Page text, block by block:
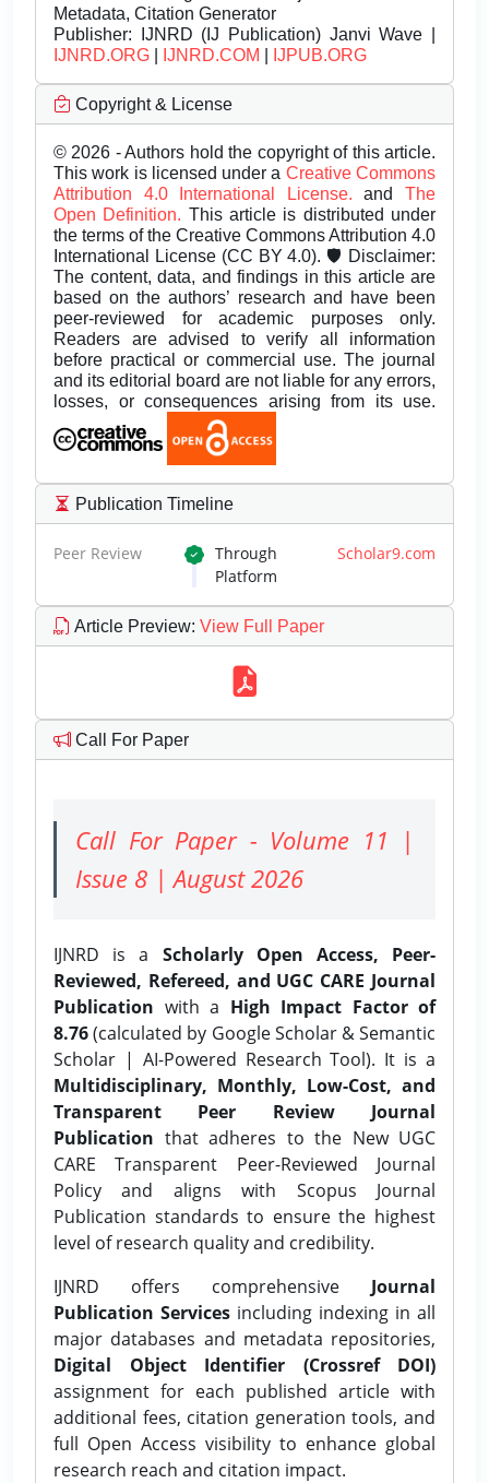
Metadata, Citation Generator
Publisher: IJNRD (IJ Publication) Janvi Wave |
IJNRD.ORG
IJNRD.COM IJPUB.ORG
Copyright & License
© 2026 - Authors hold the copyright of this article.
This work is licensed under a Creative Commons
Attribution 4.0 International License.andThe
Open Definition. This article is distributed under
the terms of the Creative Commons Attribution 4.0
International License (CC BY 4.0). 🛡️ Disclaimer:
The content, data, and findings in this article are
based on the authors’ research and have been
peer-reviewed for academic purposes only.
Readers are advised to verify all information
before practical or commercial use. The journal
and its editorial board are not liable for any errors,
losses, or consequences arising from its use.
Publication Timeline
Peer Review Through Scholar9.com
Platform
Article Preview: View Full Paper
Call For Paper
Call For Paper - Volume 11 |
Issue 8 | August 2026
IJNRD is a Scholarly Open Access, Peer-
Reviewed, Refereed, and UGC CARE Journal
Publication with a High Impact Factor of
8.76(calculated by Google Scholar & Semantic
Scholar | AI-Powered Research Tool). It is a
Multidisciplinary, Monthly, Low-Cost, and
Transparent Peer Review Journal
Publication that adheres to the New UGC
CARE Transparent Peer-Reviewed Journal
Policy and aligns with Scopus Journal
Publication standards to ensure the highest
level of research quality and credibility.
IJNRD offers comprehensive Journal
Publication Services including indexing in all
major databases and metadata repositories,
Digital Object Identifier (Crossref DOI)
assignment for each published article with
additional fees, citation generation tools, and
full Open Access visibility to enhance global
research reach and citation impact.